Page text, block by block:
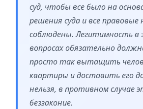
суд, чтобы все было на
решения суда и все
соблюдены. Легитимность в
вопросах обязательно
просто так вытащить
квартиры и доставить его
нельзя, в противном случае
беззаконие.